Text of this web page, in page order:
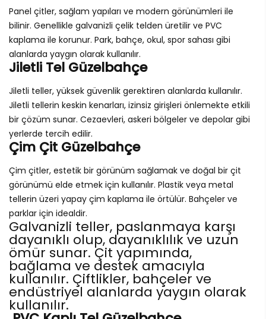
Panel çitler, sağlam yapıları ve modern görünümleri ile
bilinir. Genellikle galvanizli çelik telden üretilir ve PVC
kaplama ile korunur. Park, bahçe, okul, spor sahası gibi
alanlarda yaygın olarak kullanılır.
Jiletli Tel Güzelbahçe
Jiletli teller, yüksek güvenlik gerektiren alanlarda kullanılır.
Jiletli tellerin keskin kenarları, izinsiz girişleri önlemekte etkili
bir çözüm sunar. Cezaevleri, askeri bölgeler ve depolar gibi
yerlerde tercih edilir.
Çim Çit Güzelbahçe
Çim çitler, estetik bir görünüm sağlamak ve doğal bir çit
görünümü elde etmek için kullanılır. Plastik veya metal
tellerin üzeri yapay çim kaplama ile örtülür. Bahçeler ve
parklar için idealdir.
Galvanizli teller, paslanmaya karşı
dayanıklı olup, dayanıklılık ve uzun
ömür sunar. Çit yapımında,
bağlama ve destek amacıyla
kullanılır. Çiftlikler, bahçeler ve
endüstriyel alanlarda yaygın olarak
kullanılır.